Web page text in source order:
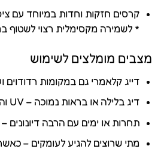
קרסים חזקות וחדות במיוחד עם
* לשמירה מקסימלית רצוי לשטוף
מצבים מומלצים לשימוש
דייג קלאמרי גם במקומות רדודוים
דיג בלילה או בראות נמוכה – UV וההולוגרמות יעשו את ההבדל
תחרות או ימים עם הרבה דיונונים –
מתי שרוצים להגיע לעומקים –